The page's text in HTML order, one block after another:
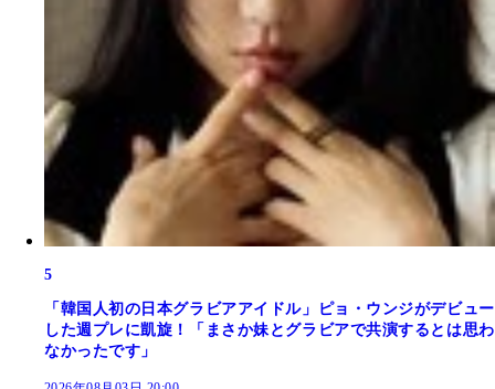
5
「韓国人初の日本グラビアアイドル」ピョ・ウンジがデビュー
した週プレに凱旋！「まさか妹とグラビアで共演するとは思わ
なかったです」